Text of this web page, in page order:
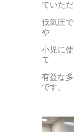
ていた
低気圧
や
小児に
て
有益な
です。